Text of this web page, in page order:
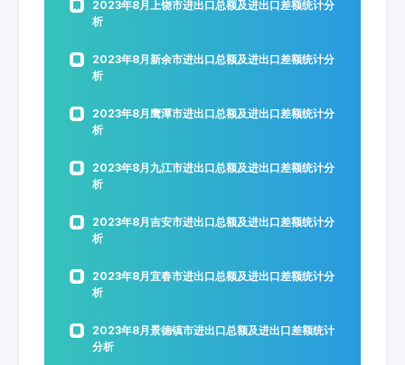
2023年8月上饶市进出口总额及进出口差额统计分
析
2023年8月新余市进出口总额及进出口差额统计分
析
2023年8月鹰潭市进出口总额及进出口差额统计分
析
2023年8月九江市进出口总额及进出口差额统计分
析
2023年8月吉安市进出口总额及进出口差额统计分
析
2023年8月宜春市进出口总额及进出口差额统计分
析
2023年8月景德镇市进出口总额及进出口差额统计
分析